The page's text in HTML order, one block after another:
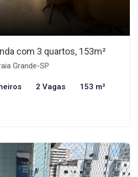
com 3 quartos, 153m²
Grande-SP
2 Vagas 153 m²